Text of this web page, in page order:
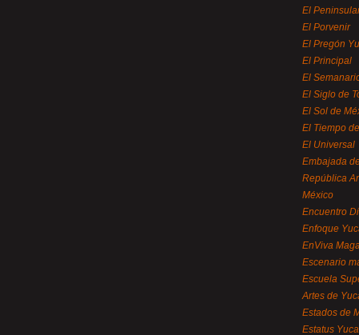
El
El Porvenir
El Pregón
El Principal
El
El Siglo de
El Sol de
El Tiempo
El Universal
Embajada
República
México
Encuentro
Enfoque
EnViva
Escenario
Escuela
Artes de
Estados de
Estatus